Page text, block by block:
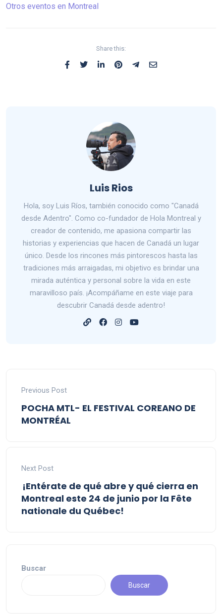
Otros eventos en Montreal
Share this:
Luis Rios
Hola, soy Luis Ríos, también conocido como "Canadá
desde Adentro". Como co-fundador de Hola Montreal y
creador de contenido, me apasiona compartir las
historias y experiencias que hacen de Canadá un lugar
único. Desde los rincones más pintorescos hasta las
tradiciones más arraigadas, mi objetivo es brindar una
mirada auténtica y personal sobre la vida en este
maravilloso país. ¡Acompáñame en este viaje para
descubrir Canadá desde adentro!
Previous Post
POCHA MTL- EL FESTIVAL COREANO DE
MONTRÉAL
Next Post
¡Entérate de qué abre y qué cierra en
Montreal este 24 de junio por la Fête
nationale du Québec!
Buscar
Buscar